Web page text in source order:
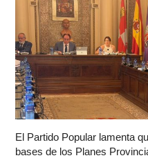
El Partido Popular lamenta
bases de los Planes